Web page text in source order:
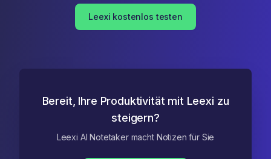
Leexi kostenlos testen
Bereit, Ihre Produktivität mit Leexi zu
steigern?
Leexi AI Notetaker macht Notizen für Sie